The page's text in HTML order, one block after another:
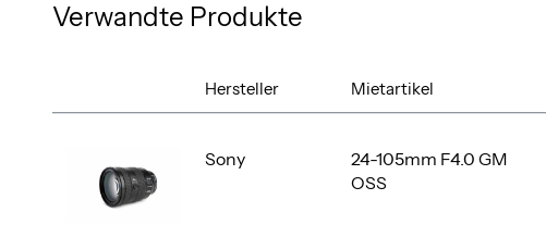
Verwandte Produkte
Hersteller Mietartikel
24-105mm F4.0 GM
OSS
Sony